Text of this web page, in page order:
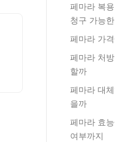
페마라 복
청구 가능
페마라 가격
페마라 처
할까
페마라 대
을까
페마라 효
여부까지